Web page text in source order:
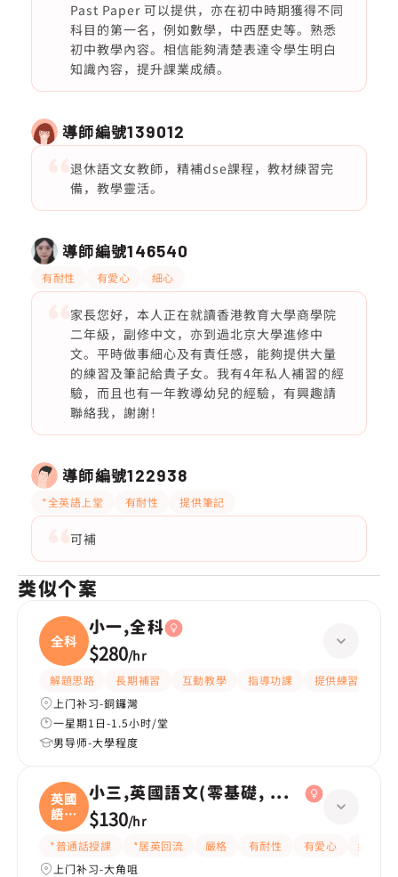
Past Paper 可以提供，亦在初中時期獲得不同
科目的第一名，例如數學，中西歷史等。熟悉
初中教學內容。相信能夠清楚表達令學生明白
知識內容，提升課業成績。
導師編號139012
退休語文女教師，精補dse課程，教材練習完
備，教學靈活。
導師編號146540
有耐性 有愛心 細心
家長您好，本人正在就讀香港教育大學商學院
二年級，副修中文，亦到過北京大學進修中
文。平時做事細心及有責任感，能夠提供大量
的練習及筆記給貴子女。我有4年私人補習的經
驗，而且也有一年教導幼兒的經驗，有興趣請
聯絡我，謝謝！
導師編號122938
*全英語上堂 有耐性 提供筆記
可補
类似个案
全科
小一,全科
$280/hr
解題思路 長期補習 互動教學 指導功課
提供練習題/試題
上门补习-銅鑼灣
一星期1日-1.5小时/堂
男导师-大學程度
英國
語文
(
小三,英國語文(零基礎, 會話)
$130/hr
*普通話授課 *居英回流 嚴格 有耐性 有愛心
細心
上门补习-大角咀